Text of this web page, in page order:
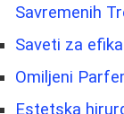
Savremenih
Saveti za
Omiljeni
Estetska